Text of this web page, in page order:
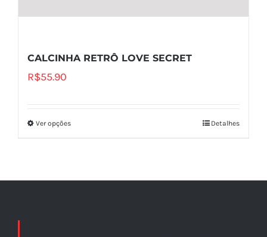
CALCINHA RETRÔ LOVE SECRET
R$55.90
Ver opções Detalhes